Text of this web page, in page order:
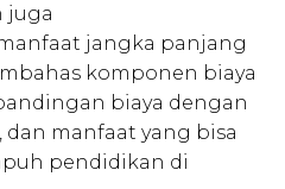
juga
jangka panjang
komponen biaya
biaya dengan
manfaat yang bisa
pendidikan di